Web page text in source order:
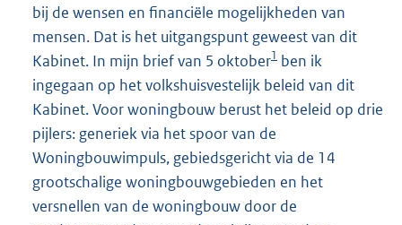
bij de wensen en financiële mogelijkheden van
mensen. Dat is het uitgangspunt geweest van dit
Kabinet. In mijn brief van 5 oktober1 ben ik
ingegaan op het volkshuisvestelijk beleid van dit
Kabinet. Voor woningbouw berust het beleid op drie
pijlers: generiek via het spoor van de
Woningbouwimpuls, gebiedsgericht via de 14
grootschalige woningbouwgebieden en het
versnellen van de woningbouw door de